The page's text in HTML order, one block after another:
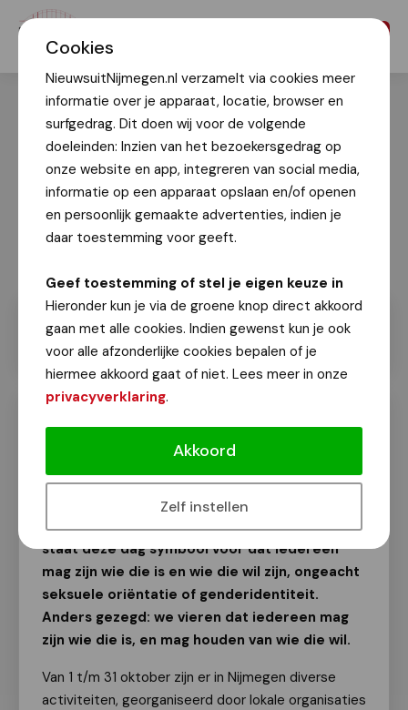
Cookies
NieuwsuitNijmegen.nl verzamelt via cookies meer
informatie over je apparaat, locatie, browser en
surfgedrag. Dit doen wij voor de volgende
doeleinden: Inzien van het bezoekersgedrag op
onze website en app, integreren van social media,
informatie op een apparaat opslaan en/of openen
en persoonlijk gemaakte advertenties, indien je
daar toestemming voor geeft.
Geef toestemming of stel je eigen keuze in
Hieronder kun je via de groene knop direct akkoord
gaan met alle cookies. Indien gewenst kun je ook
voor alle afzonderlijke cookies bepalen of je
hiermee akkoord gaat of niet. Lees meer in onze
privacyverklaring.
Akkoord
Zelf instellen
Activiteiten rondom Coming Out Dag
Van onze redactie | Fotograaf: Geert Timmer
3 oktober 2024
Op 11 oktober is het Coming Out Dag. Elk jaar
staat deze dag symbool voor dat iedereen
mag zijn wie die is en wie die wil zijn, ongeacht
seksuele oriëntatie of genderidentiteit.
Anders gezegd: we vieren dat iedereen mag
zijn wie die is, en mag houden van wie die wil.
Van 1 t/m 31 oktober zijn er in Nijmegen diverse
activiteiten, georganiseerd door lokale organisaties